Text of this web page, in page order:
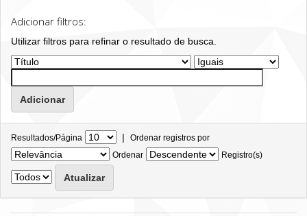
Adicionar filtros:
Utilizar filtros para refinar o resultado de busca.
Resultados/Página | Ordenar registros por
Ordenar
Registro(s)